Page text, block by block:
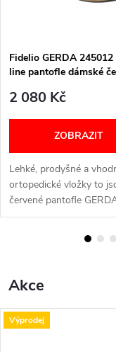
n
k
o
á
&
s
.
Fidelio GERDA
line pantofle dámské
2 080 Kč
ZOBRAZIT
Lehké, prodyšné a
ortopedické vložky to
červené pantofle
měkké kůže, dvěma
tabulka níže v textu
Akce
Výprodej